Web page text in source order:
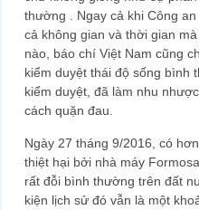
thường . Ngay cả khi Công
cả không gian và thời gian
nào, báo chí Việt Nam cũng
kiểm duyệt thái độ sống bình
kiểm duyệt, đã làm nhu
cách quặn đau.
Ngày 27 tháng 9/2016, có
thiệt hại bởi nhà máy
rất đỗi bình thường trên đất
kiện lịch sử đó vẫn là một